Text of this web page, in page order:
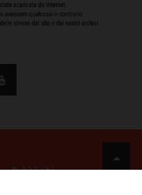
Pubblicità